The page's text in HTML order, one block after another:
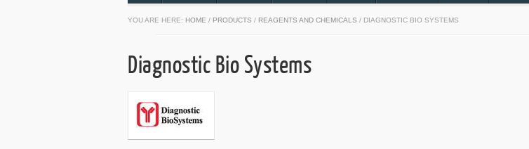
YOU ARE HERE: HOME / PRODUCTS / REAGENTS AND CHEMICALS / DIAGNOSTIC BIO SYSTEMS
Diagnostic Bio Systems